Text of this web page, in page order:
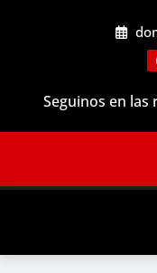
Seguinos en las